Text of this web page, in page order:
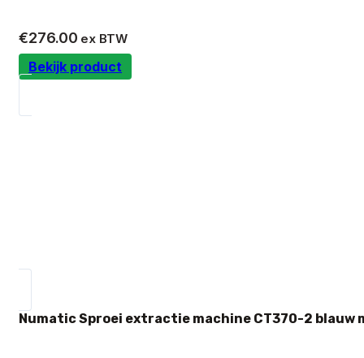
€276.00 ex BTW
Bekijk product
Numatic Sproei extractie machine CT370-2 blauw